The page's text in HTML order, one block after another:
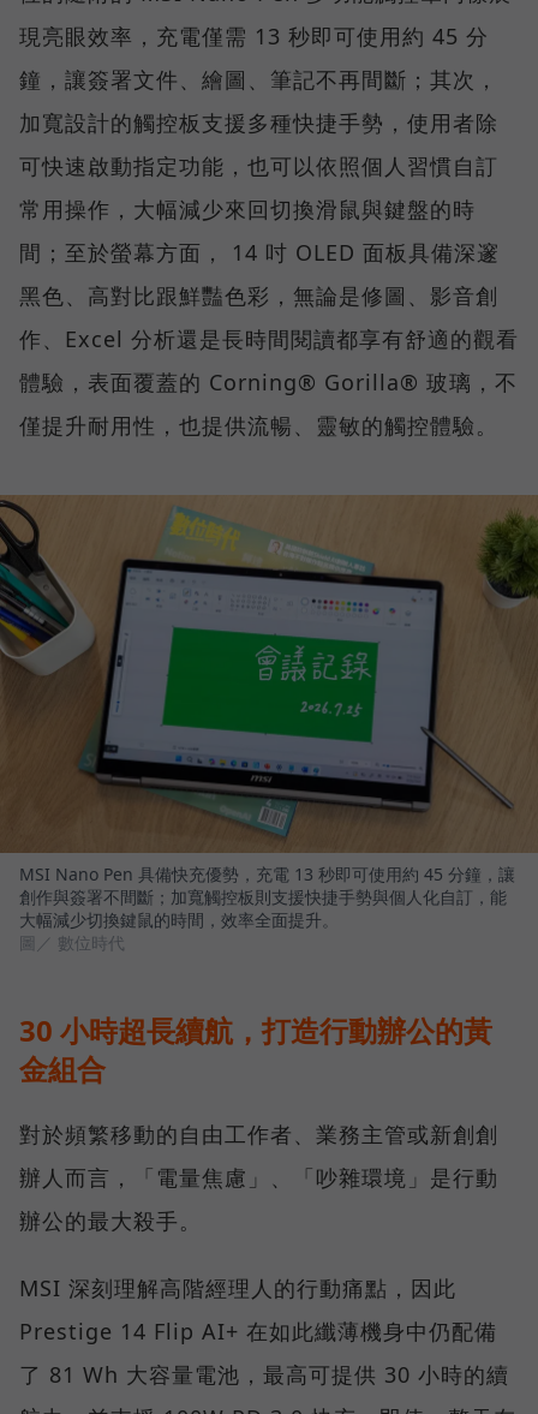
現亮眼效率，充電僅需 13 秒即可使用約 45 分
鐘，讓簽署文件、繪圖、筆記不再間斷；其次，
加寬設計的觸控板支援多種快捷手勢，使用者除
可快速啟動指定功能，也可以依照個人習慣自訂
常用操作，大幅減少來回切換滑鼠與鍵盤的時
間；至於螢幕方面， 14 吋 OLED 面板具備深邃
黑色、高對比跟鮮豔色彩，無論是修圖、影音創
作、Excel 分析還是長時間閱讀都享有舒適的觀看
體驗，表面覆蓋的 Corning® Gorilla® 玻璃，不
僅提升耐用性，也提供流暢、靈敏的觸控體驗。
MSI Nano Pen 具備快充優勢，充電 13 秒即可使用約 45 分鐘，讓
創作與簽署不間斷；加寬觸控板則支援快捷手勢與個人化自訂，能
大幅減少切換鍵鼠的時間，效率全面提升。
圖／ 數位時代
30 小時超長續航，打造行動辦公的黃
金組合
對於頻繁移動的自由工作者、業務主管或新創創
辦人而言，「電量焦慮」、「吵雜環境」是行動
辦公的最大殺手。
MSI 深刻理解高階經理人的行動痛點，因此
Prestige 14 Flip AI+ 在如此纖薄機身中仍配備
了 81 Wh 大容量電池，最高可提供 30 小時的續